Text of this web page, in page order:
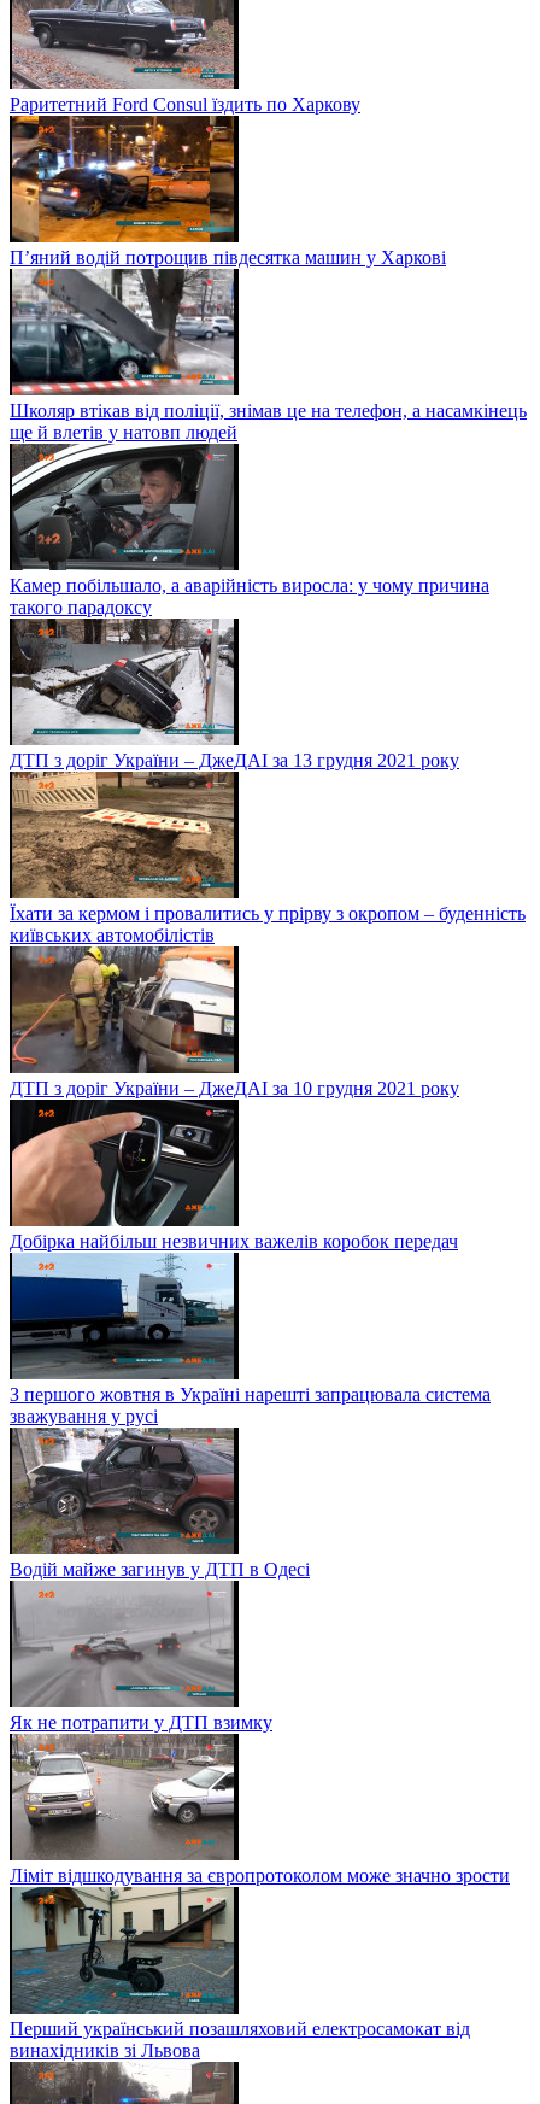
Раритетний Ford Consul їздить по Харкову
П’яний водій потрощив півдесятка машин у Харкові
Школяр втікав від поліції, знімав це на телефон, а насамкінець
ще й влетів у натовп людей
Камер побільшало, а аварійність виросла: у чому причина
такого парадоксу
ДТП з доріг України – ДжеДАІ за 13 грудня 2021 року
Їхати за кермом і провалитись у прірву з окропом – буденність
київських автомобілістів
ДТП з доріг України – ДжеДАІ за 10 грудня 2021 року
Добірка найбільш незвичних важелів коробок передач
З першого жовтня в Україні нарешті запрацювала система
зважування у русі
Водій майже загинув у ДТП в Одесі
Як не потрапити у ДТП взимку
Ліміт відшкодування за європротоколом може значно зрости
Перший український позашляховий електросамокат від
винахідників зі Львова